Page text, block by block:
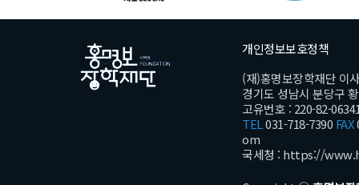
개인정보보호정책
(재)홍명보장학재단 이
경기도 성남시 분당구
고유번호 : 220-82-
TEL031-718-7390 FAX
om
국세청 : https://